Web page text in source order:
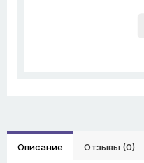
Описание Отзывы (0)